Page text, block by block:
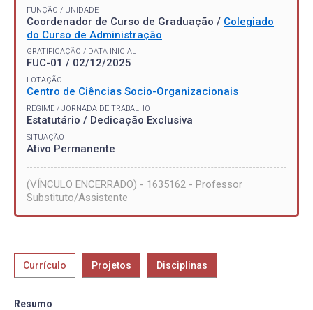
FUNÇÃO / UNIDADE
Coordenador de Curso de Graduação / Colegiado
do Curso de Administração
GRATIFICAÇÃO / DATA INICIAL
FUC-01 / 02/12/2025
LOTAÇÃO
Centro de Ciências Socio-Organizacionais
REGIME / JORNADA DE TRABALHO
Estatutário / Dedicação Exclusiva
SITUAÇÃO
Ativo Permanente
(VÍNCULO ENCERRADO) - 1635162 - Professor
Substituto/Assistente
Currículo Projetos Disciplinas
Resumo